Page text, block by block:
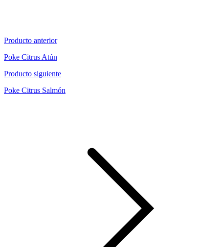
Producto anterior
Poke Citrus Atún
Producto siguiente
Poke Citrus Salmón